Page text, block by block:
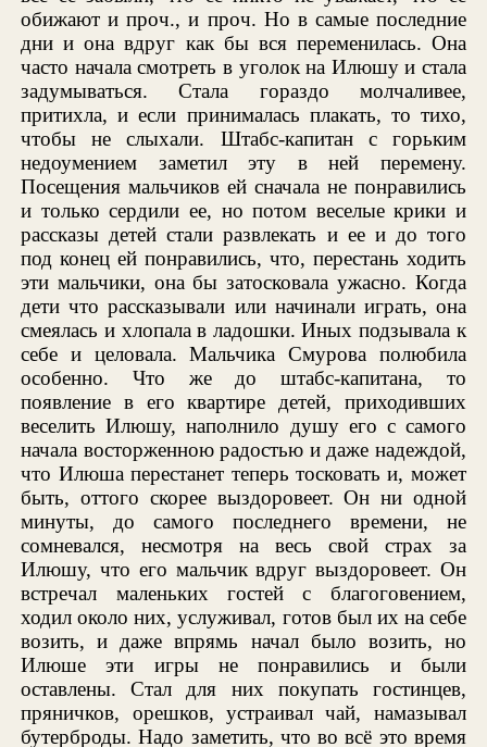
обижают и проч., и проч. Но в самые последние
дни и она вдруг как бы вся переменилась. Она
часто начала смотреть в уголок на Илюшу и стала
задумываться. Стала гораздо молчаливее,
притихла, и если принималась плакать, то тихо,
чтобы не слыхали. Штабс-капитан с горьким
недоумением заметил эту в ней перемену.
Посещения мальчиков ей сначала не понравились
и только сердили ее, но потом веселые крики и
рассказы детей стали развлекать и ее и до того
под конец ей понравились, что, перестань ходить
эти мальчики, она бы затосковала ужасно. Когда
дети что рассказывали или начинали играть, она
смеялась и хлопала в ладошки. Иных подзывала к
себе и целовала. Мальчика Смурова полюбила
особенно. Что же до штабс-капитана, то
появление в его квартире детей, приходивших
веселить Илюшу, наполнило душу его с самого
начала восторженною радостью и даже надеждой,
что Илюша перестанет теперь тосковать и, может
быть, оттого скорее выздоровеет. Он ни одной
минуты, до самого последнего времени, не
сомневался, несмотря на весь свой страх за
Илюшу, что его мальчик вдруг выздоровеет. Он
встречал маленьких гостей с благоговением,
ходил около них, услуживал, готов был их на себе
возить, и даже впрямь начал было возить, но
Илюше эти игры не понравились и были
оставлены. Стал для них покупать гостинцев,
пряничков, орешков, устраивал чай, намазывал
бутерброды. Надо заметить, что во всё это время